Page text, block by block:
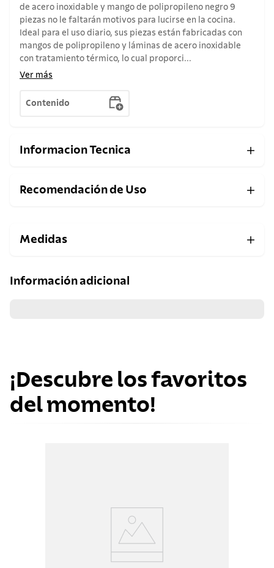
de acero inoxidable y mango de polipropileno negro 9
piezas no le faltarán motivos para lucirse en la cocina.
Ideal para el uso diario, sus piezas están fabricadas con
mangos de polipropileno y láminas de acero inoxidable
con tratamiento térmico, lo cual proporci...
Ver más
Contenido
Informacion Tecnica
Recomendación de Uso
Medidas
Información adicional
¡Descubre los favoritos
del momento!